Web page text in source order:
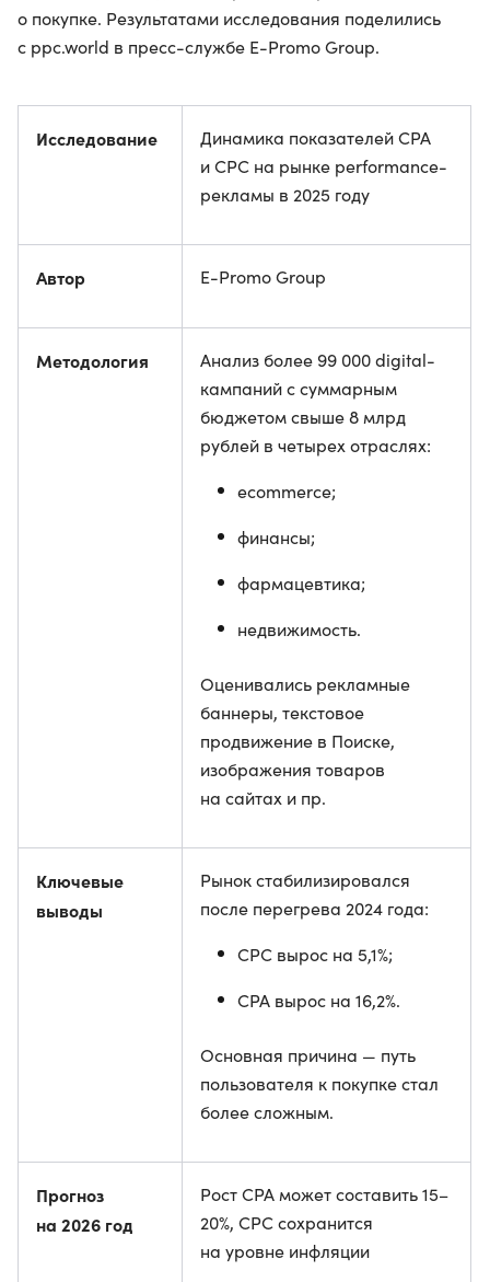
о покупке. Результатами исследования поделились
с ppc.world в пресс-службе E-Promo Group.
Исследование
Динамика показателей CPA
и CPC на рынке performance-
рекламы в 2025 году
Автор E-Promo Group
Методология
Анализ более 99 000 digital-
кампаний с суммарным
бюджетом свыше 8 млрд
рублей в четырех отраслях:
ecommerce;
финансы;
фармацевтика;
недвижимость.
Оценивались рекламные
баннеры, текстовое
продвижение в Поиске,
изображения товаров
на сайтах и пр.
Ключевые
выводы
Рынок стабилизировался
после перегрева 2024 года:
CPC вырос на 5,1%;
CPA вырос на 16,2%.
Основная причина — путь
пользователя к покупке стал
более сложным.
Прогноз
на 2026 год
Рост CPA может составить 15–
20%, CPC сохранится
на уровне инфляции